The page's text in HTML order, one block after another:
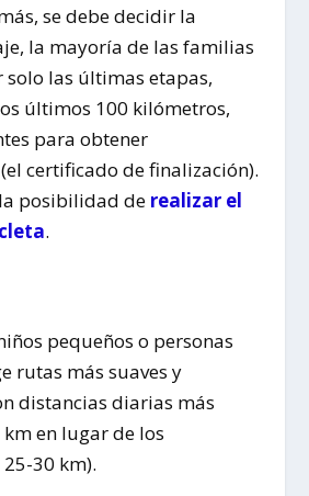
se debe decidir la
la mayoría de las familias
las últimas etapas,
últimos 100 kilómetros,
para obtener
(el certificado de finalización).
posibilidad de realizar el
.
pequeños o personas
rutas más suaves y
distancias diarias más
en lugar de los
30 km).